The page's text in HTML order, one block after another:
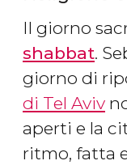
Il giorno
shabbat.
giorno di
di Tel Aviv
aperti e la
ritmo, fatta